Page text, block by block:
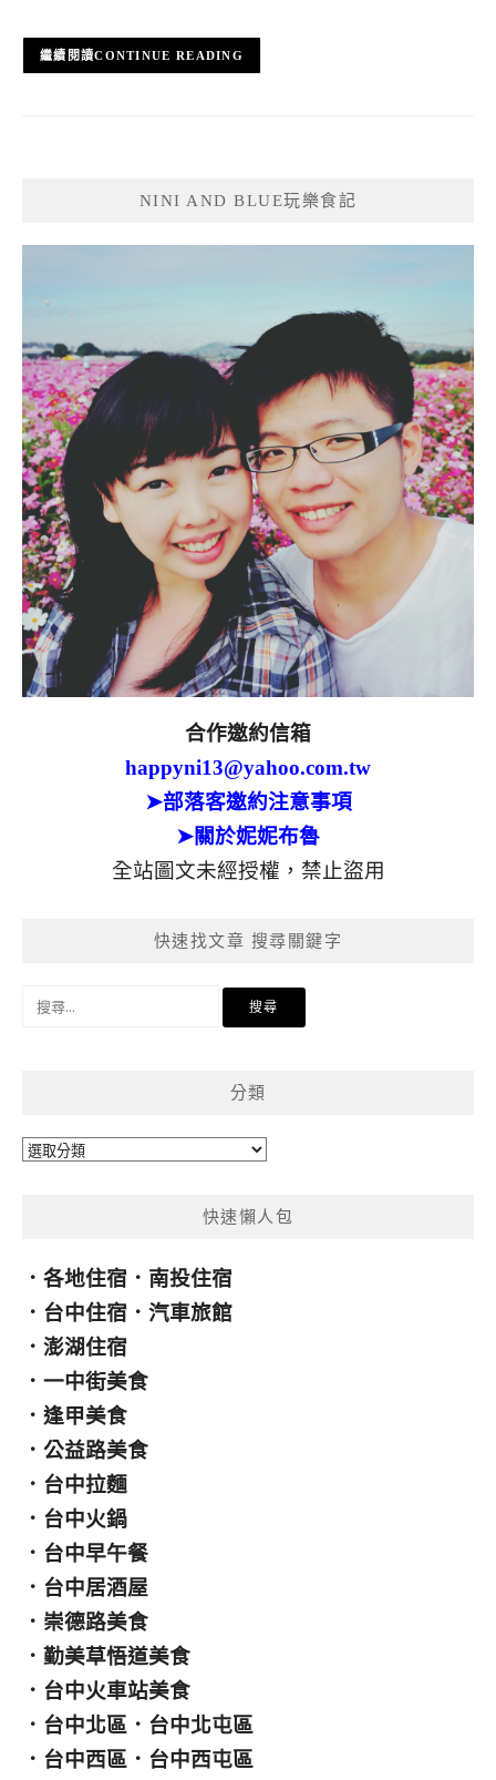
CONTINUE READING
NINI AND BLUE玩樂食記
合作邀約信箱
happyni13@yahoo.com.tw
➤部落客邀約注意事項
➤關於妮妮布魯
全站圖文未經授權，禁止盜用
快速找文章 搜尋關鍵字
分類
分
快速懶人包
． 各地住宿 ． 南投住宿
． 台中住宿 ． 汽車旅館
． 澎湖住宿
． 一中街美食
． 逢甲美食
． 公益路美食
． 台中拉麵
． 台中火鍋
． 台中早午餐
． 台中居酒屋
． 崇德路美食
． 勤美草悟道美食
． 台中火車站美食
． 台中北區 ． 台中北屯區
． 台中西區 ． 台中西屯區